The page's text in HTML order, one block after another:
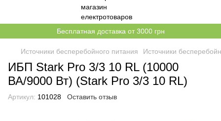
Бесплатная доставка от 3000 грн
Источники бесперебойного питания Источники
ИБП Stark Pro 3/3 10 RL (10000
ВА/9000 Вт) (Stark Pro 3/3 10 RL)
Артикул: 101028 Оставить отзыв